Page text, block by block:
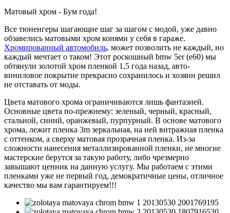
Матовый хром - Бум года!
Все тюненгеры шагающие шаг за шагом с модой, уже давно
обзавелись матовыми хром конями у себя в гараже.
Хромированный автомобиль, может позволить не каждый, но
каждый мечтает о таком! Этот роскошный bmw 5er(e60) мы
обтянули золотой хром пленкой 1,5 года назад, авто-
виниловое покрытие прекрасно сохранилось и хозяин решил
не отставать от моды.
Цвета матового хрома ограничиваются лишь фантазией.
Основные цвета по-прежнему: зеленый, черный, красный,
стальной, синий, оранжевый, пурпурный. В основе матового
хрома, лежит пленка 3m зеркальная, на ней витражная пленка
с оттенком, а сверху матовая прозрачная пленка. Из-за
сложности нанесения металлизированной пленки, не многие
мастерские берутся за такую работу, либо чрезмерно
завышают ценник на данную услугу. Мы работаем с этими
пленками уже не первый год, демократичные цены, отличное
качество мы вам гарантируем!!!